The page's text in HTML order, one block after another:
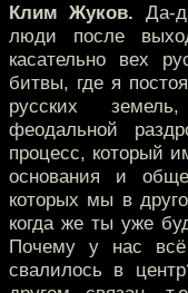
Клим Жуков. Да-
люди после
касательно вех
битвы, где я
русских
феодальной
процесс, который
основания и
которых мы в
когда же ты уже
Почему у нас всё
свалилось в